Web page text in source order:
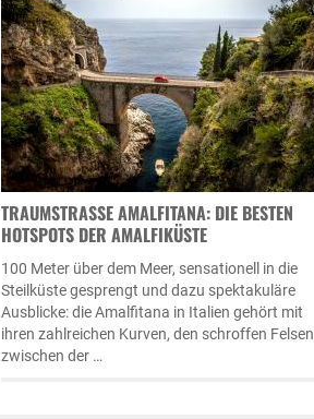
TRAUMSTRASSE AMALFITANA: DIE BESTEN H
OTSPOTS DER AMALFIKÜSTE
100 Meter über dem Meer, sensationell in die
Steilküste gesprengt und dazu spektakuläre
Ausblicke: die Amalfitana in Italien gehört mit
ihren zahlreichen Kurven, den schroffen Felsen
zwischen der …